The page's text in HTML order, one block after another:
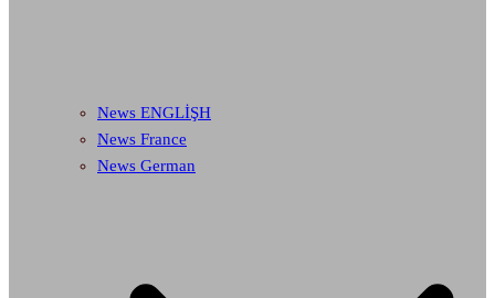
News ENGLİŞH
News France
News German